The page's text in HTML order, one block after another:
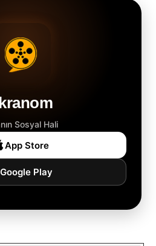
Sosyal Hali
App Store
Google Play